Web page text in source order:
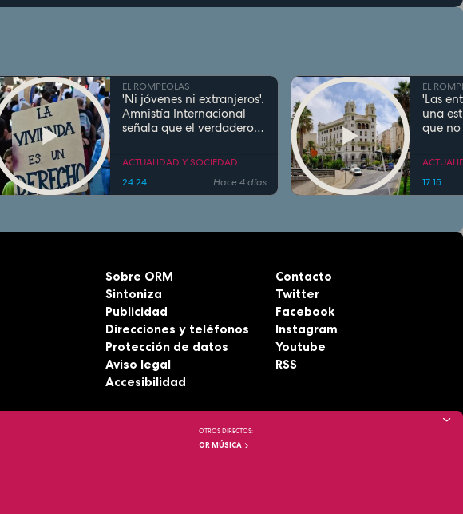
EL ROMPEOLAS
'Ni jóvenes ni extranjeros'.
Amnistía Internacional
señala que el verdadero
vivienda en Murcia 'es la
ACTUALIDAD Y SOCIEDAD
24:24
Hace 4 días
EL
'Las
una
que
en
17:15
Sobre ORM
Sintoniza
Publicidad
Direcciones y teléfonos
Protección de datos
Aviso legal
Accesibilidad
Contacto
Twitter
Facebook
Instagram
Youtube
RSS
OTROS DIRECTOS:
OR MÚSICA